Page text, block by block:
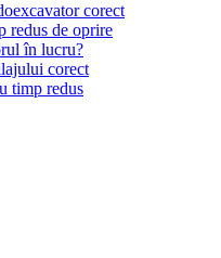
corect
redus de oprire
în lucru?
corect
timp redus